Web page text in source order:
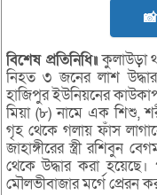
বিশেষ প্রতিনিধি॥কুলাউড়া
নিহত ৩ জনের লাশ
হাজিপুর ইউনিয়নের
মিয়া (৮) নামে এক শিশু,
গৃহ থেকে গলায় ফাঁস
জাহাঙ্গীরের স্ত্রী রশিবুন
থেকে উদ্ধার করা
মৌলভীবাজার মর্গে প্রেরন